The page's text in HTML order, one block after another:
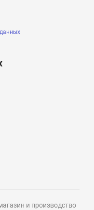
и производство